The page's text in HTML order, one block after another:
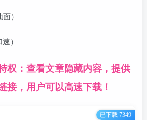
）
）
权：查看文章隐藏内容，提供
接，用户可以高速下载！
已下载 7349